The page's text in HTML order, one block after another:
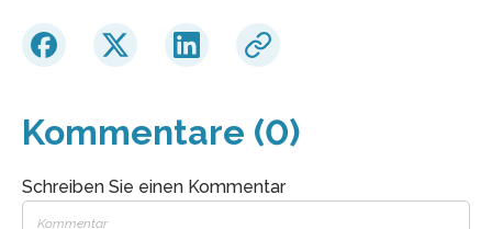
Kommentare (0)
Schreiben Sie einen Kommentar